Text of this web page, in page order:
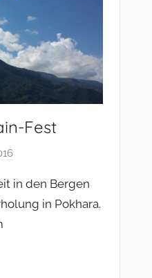
Fest
n
M
in den Bergen
in Pokhara.